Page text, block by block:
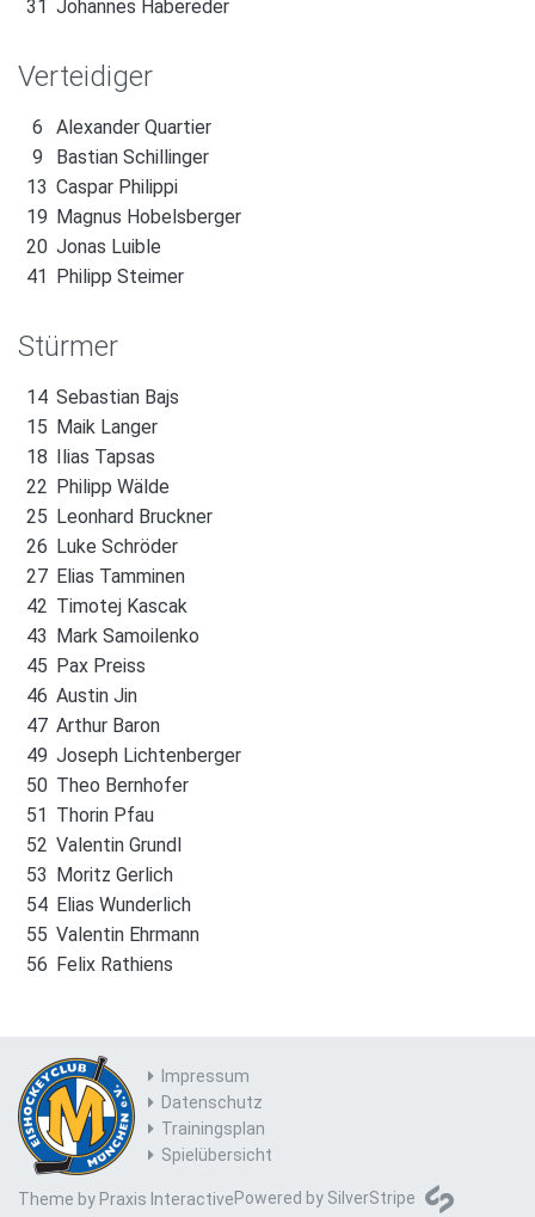
31 Johannes Habereder
Verteidiger
6
Alexander Quartier
9
Bastian Schillinger
13 Caspar Philippi
19 Magnus Hobelsberger
20 Jonas Luible
41 Philipp Steimer
Stürmer
14 Sebastian Bajs
15 Maik Langer
18 Ilias Tapsas
22 Philipp Wälde
25 Leonhard Bruckner
26 Luke Schröder
27 Elias Tamminen
42 Timotej Kascak
43 Mark Samoilenko
45 Pax Preiss
46 Austin Jin
47 Arthur Baron
49 Joseph Lichtenberger
50 Theo Bernhofer
51 Thorin Pfau
52 Valentin Grundl
53 Moritz Gerlich
54 Elias Wunderlich
55 Valentin Ehrmann
56 Felix Rathiens
Impressum
Datenschutz
Trainingsplan
Spielübersicht
Theme by Praxis InteractivePowered by SilverStripe